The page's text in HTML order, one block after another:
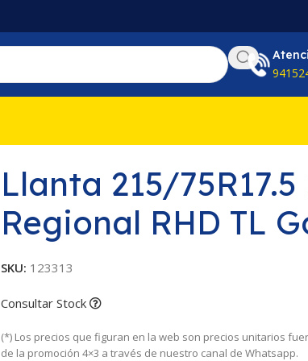
Llanta 215/75R17.5
Regional RHD TL
SKU: 123313
Consultar Stock
(*) Los precios que figuran en la web son precios unitarios
de la promoción 4×3 a través de nuestro canal de Whatsapp.